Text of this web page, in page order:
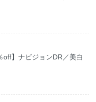
off】ナビジョンDR／美白